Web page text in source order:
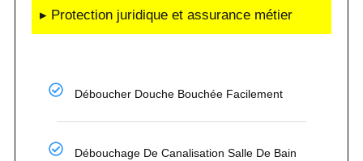
▸ Protection juridique et assurance métier
Déboucher Douche Bouchée Facilement
Débouchage De Canalisation Salle De Bain